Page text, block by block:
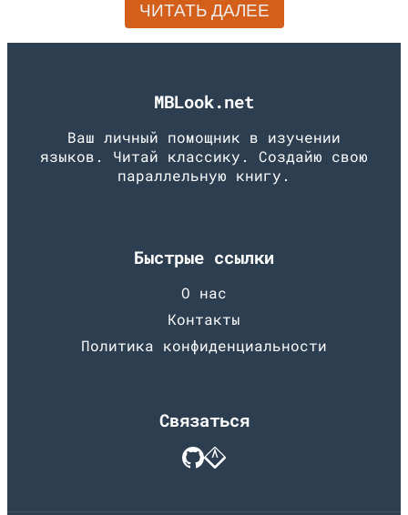
ЧИТАТЬ ДАЛЕЕ
MBLook.net
Ваш личный помощник в изучении
языков. Читай классику. Создайю свою
параллельную книгу.
Быстрые ссылки
О нас
Контакты
Политика конфиденциальности
Связаться